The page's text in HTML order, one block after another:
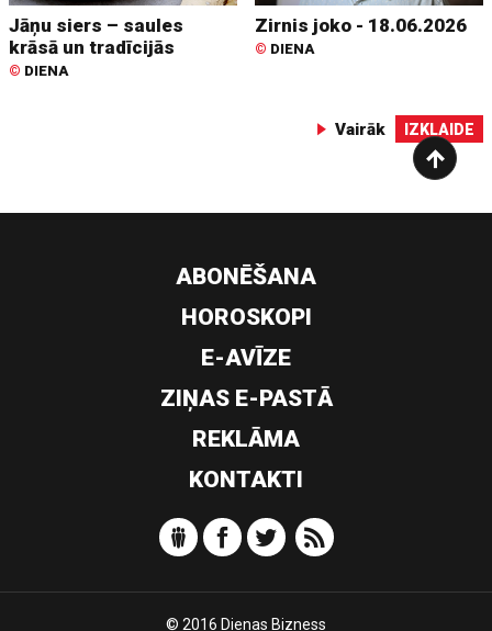
Jāņu siers – saules
krāsā un tradīcijās
© DIENA
Zirnis joko - 18.06.2026
© DIENA
Vairāk IZKLAIDE
ABONĒŠANA
HOROSKOPI
E-AVĪZE
ZIŅAS E-PASTĀ
REKLĀMA
KONTAKTI
© 2016 Dienas Bizness